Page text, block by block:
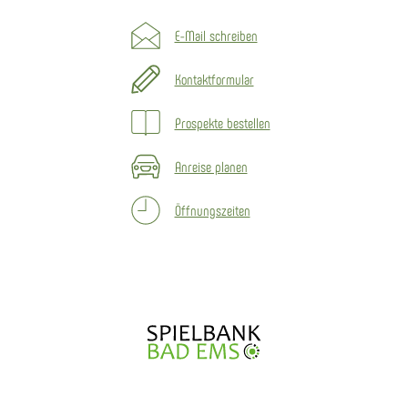
E-Mail schreiben
Kontaktformular
Prospekte bestellen
Anreise planen
Öffnungszeiten